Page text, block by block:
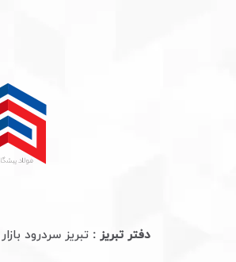
دفتر تبریز : تبریز سردرود